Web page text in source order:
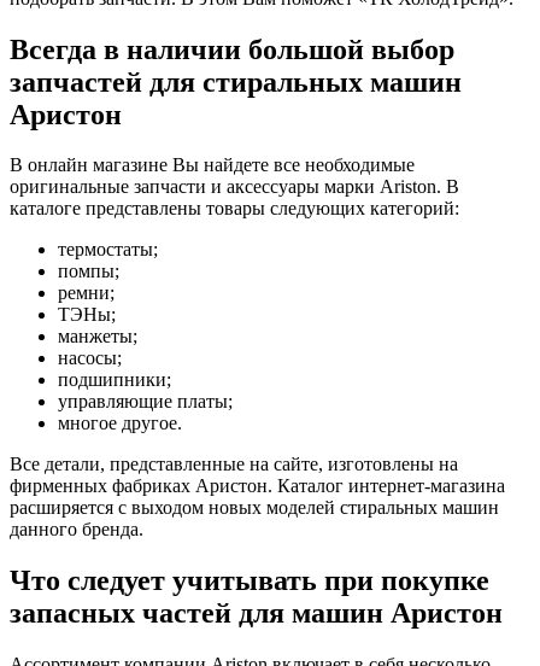
Всегда в наличии большой выбор
запчастей для стиральных машин
Аристон
В онлайн магазине Вы найдете все необходимые
оригинальные запчасти и аксессуары марки Ariston. В
каталоге представлены товары следующих категорий:
термостаты;
помпы;
ремни;
ТЭНы;
манжеты;
насосы;
подшипники;
управляющие платы;
многое другое.
Все детали, представленные на сайте, изготовлены на
фирменных фабриках Аристон. Каталог интернет-магазина
расширяется с выходом новых моделей стиральных машин
данного бренда.
Что следует учитывать при покупке
запасных частей для машин Аристон